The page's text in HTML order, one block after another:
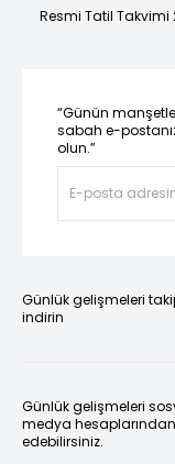
Resmi Tatil Takvimi
“Günün
sabah e-
olun.”
Günlük gelişmeleri
indirin
Günlük gelişmeleri
medya
edebilirsiniz.